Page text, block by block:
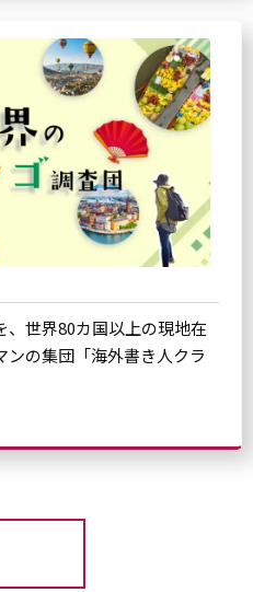
世界80カ国以上の現地在
の集団「海外書き人クラ